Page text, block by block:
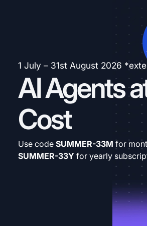
1 July – 31st August 2026
AI Agents
Cost
Use code SUMMER-33M for
SUMMER-33Y for yearly